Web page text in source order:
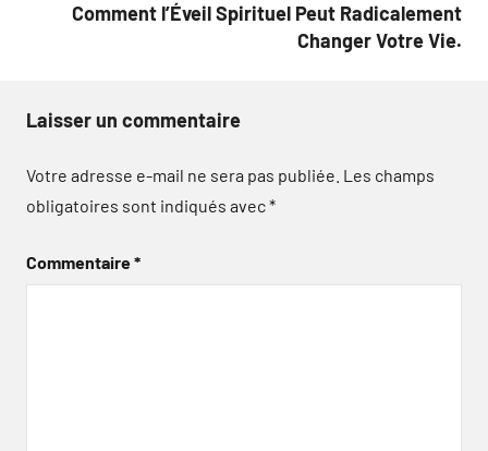
Comment l’Éveil Spirituel Peut Radicalement
Changer Votre Vie.
Laisser un commentaire
Votre adresse e-mail ne sera pas publiée. Les champs
obligatoires sont indiqués avec*
Commentaire*